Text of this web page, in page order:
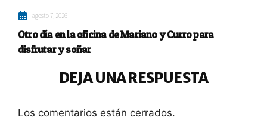
agosto 7, 2026
Otro día en la oficina de Mariano y Curro para
disfrutar y soñar
DEJA UNA RESPUESTA
Los comentarios están cerrados.